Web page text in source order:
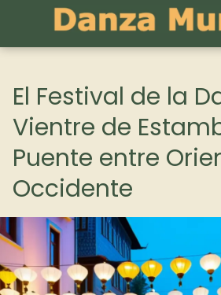
El Festival de la
Vientre de
Puente entre
Occidente